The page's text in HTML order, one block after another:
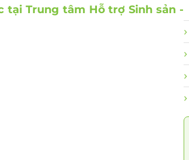
tại Trung tâm Hỗ trợ Sinh sản -